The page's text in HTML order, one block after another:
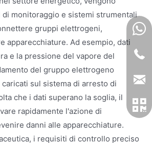
monitoraggio e sistemi strumentali
gruppi elettrogeni,
apparecchiature. Ad esempio, dati
e la pressione del vapore del
del gruppo elettrogeno
sul sistema di arresto di
che i dati superano la soglia, il
rapidamente l'azione di
danni alle apparecchiature.
i requisiti di controllo preciso